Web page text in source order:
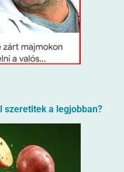
szeretitek a legjobban?